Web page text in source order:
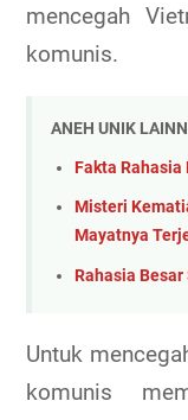
mencegah
komunis.
ANEH UNIK
Fakta Rahasia
Misteri
Mayatnya
Rahasia
Untuk
komunis